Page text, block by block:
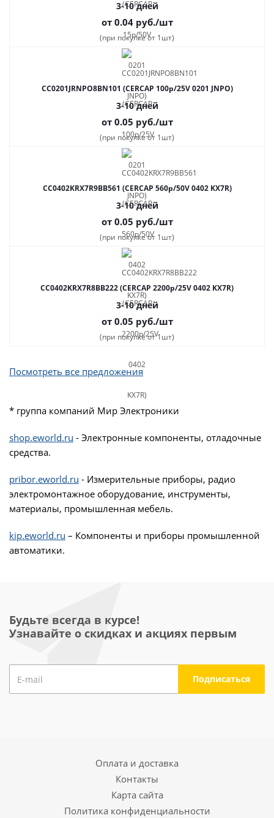
3-10 дней
от 0.04 руб./шт
(при покупке от 1шт)
CC0201JRNPO8BN101 (CERCAP 100p/25V 0201 JNPO)
3-10 дней
от 0.05 руб./шт
(при покупке от 1шт)
CC0402KRX7R9BB561 (CERCAP 560p/50V 0402 KX7R)
3-10 дней
от 0.05 руб./шт
(при покупке от 1шт)
CC0402KRX7R8BB222 (CERCAP 2200p/25V 0402 KX7R)
3-10 дней
от 0.05 руб./шт
(при покупке от 1шт)
Посмотреть все предложения
* группа компаний Мир Электроники
shop.eworld.ru - Электронные компоненты, отладочные
средства.
pribor.eworld.ru - Измерительные приборы, радио
электромонтажное оборудование, инструменты,
материалы, промышленная мебель.
kip.eworld.ru – Компоненты и приборы промышленной
автоматики.
Будьте всегда в курсе!
Узнавайте о скидках и акциях первым
Оплата и доставка
Контакты
Карта сайта
Политика конфиденциальности